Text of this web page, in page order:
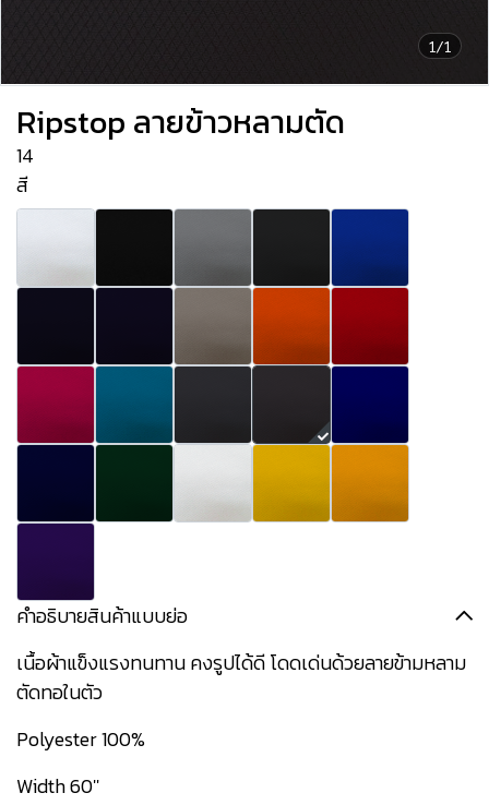
1/1
Ripstop ลายข้าวหลามตัด
14
สี
คำอธิบายสินค้าแบบย่อ
เนื้อผ้าแข็งแรงทนทาน คงรูปได้ดี โดดเด่นด้วยลายข้ามหลาม
ตัดทอในตัว
Polyester 100%
Width 60''